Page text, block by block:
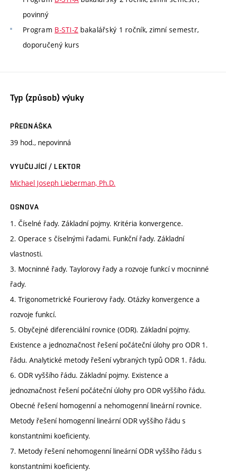
povinný
Program B-STI-Z bakalářský 1 ročník, zimní semestr,
doporučený kurs
Typ (způsob) výuky
PŘEDNÁŠKA
39 hod., nepovinná
VYUČUJÍCÍ / LEKTOR
Michael Joseph Lieberman, Ph.D.
OSNOVA
1. Číselné řady. Základní pojmy. Kritéria konvergence.
2. Operace s číselnými řadami. Funkční řady. Základní
vlastnosti.
3. Mocninné řady. Taylorovy řady a rozvoje funkcí v mocninné
řady.
4. Trigonometrické Fourierovy řady. Otázky konvergence a
rozvoje funkcí.
5. Obyčejné diferenciální rovnice (ODR). Základní pojmy.
Existence a jednoznačnost řešení počáteční úlohy pro ODR 1.
řádu. Analytické metody řešení vybraných typů ODR 1. řádu.
6. ODR vyššího řádu. Základní pojmy. Existence a
jednoznačnost řešení počáteční úlohy pro ODR vyššího řádu.
Obecné řešení homogenní a nehomogenní lineární rovnice.
Metody řešení homogenní lineární ODR vyššího řádu s
konstantními koeficienty.
7. Metody řešení nehomogenní lineární ODR vyššího řádu s
konstantními koeficienty.